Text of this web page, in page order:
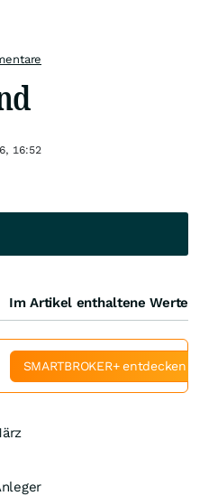
16:52
Im Artikel enthaltene Werte
SMARTBROKER+ entdecken